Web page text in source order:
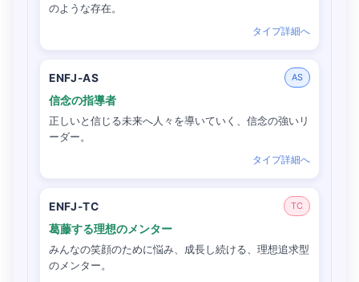
のような存在。
タイプ詳細へ
ENFJ-AS AS
信念の指導者
正しいと信じる未来へ人々を導いていく、信念の強いリ
ーダー。
タイプ詳細へ
ENFJ-TC TC
葛藤する理想のメンター
みんなの笑顔のために悩み、成長し続ける、理想追求型
のメンター。